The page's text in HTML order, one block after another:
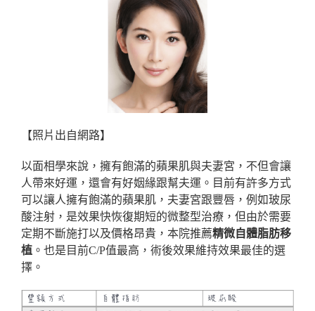
【照片出自網路】
以面相學來說，擁有飽滿的蘋果肌與夫妻宮，不但會讓
人帶來好運，還會有好姻緣跟幫夫運。目前有許多方式
可以讓人擁有飽滿的蘋果肌，夫妻宮跟豐唇，例如玻尿
酸注射，是效果快恢復期短的微整型治療，但由於需要
定期不斷施打以及價格昂貴，本院推薦精微自體脂肪移
植 。也是目前C/P值最高，術後效果維持效果最佳的選
擇。